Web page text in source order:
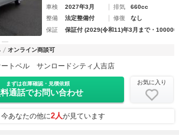
車検
2027年3月 排気
660cc
整備
法定整備付 修復
なし
保証
保証付 (2029(令和11)年3月まで・
オンライン商談可
ートベル サンロードシティ人吉店
まずは在庫確認・見積依頼
通話でお問い合わせ
お気に入り
今あなたの他に2人が見ています